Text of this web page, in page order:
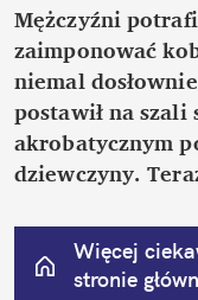
Mężczyźni
zaimponować
niemal
postawił na
akrobatycznym
dziewczyny.
Więcej
stronie